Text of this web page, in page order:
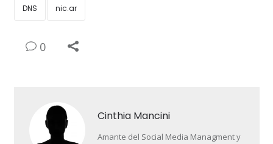
DNS nic.ar
0
Cinthia Mancini
Amante del Social Media Managment y